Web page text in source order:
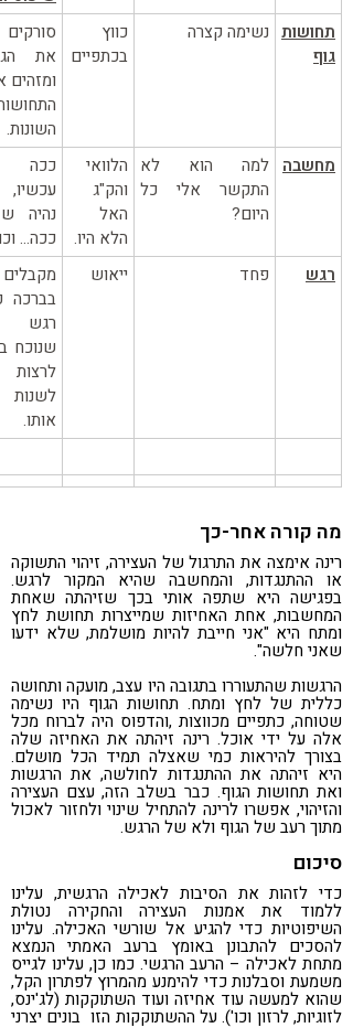
תחושות
גוף
נשימה קצרה
כווץ
בכתפיים
סורקים
את
ומזהים
השונות.
מחשבה למה הוא לא
התקשר אלי כל
היום?
הלוואי
והק"ג
האל
הלא היו.
ככה
עכשיו,
נהיה
ככה…
רגש
פחד ייאוש
מקבלים
בברכה
רגש
שנוכח
לרצות
לשנות
אותו.
מה קורה אחר-כך
רינה אימצה את התרגול של העצירה, זיהוי התשוקה
או ההתנגדות, והמחשבה שהיא המקור לרגש.
בפגישה היא שתפה אותי בכך שזיהתה שאחת
המחשבות, אחת האחיזות שמייצרות תחושת לחץ
ומתח היא "אני חייבת להיות מושלמת, שלא ידעו
שאני חלשה".
הרגשות שהתעוררו בתגובה היו עצב, מועקה ותחושה
כללית של לחץ ומתח. תחושות הגוף היו נשימה
שטוחה, כתפיים מכווצות ,והדפוס היה לברוח מכל
אלה על ידי אוכל. רינה זיהתה את האחיזה שלה
בצורך להיראות כמי שאצלה תמיד הכל מושלם.
היא זיהתה את ההתנגדות לחולשה, את הרגשות
ואת תחושות הגוף. כבר בשלב הזה, עצם העצירה
והזיהוי, אפשרו לרינה להתחיל שינוי ולחזור לאכול
מתוך רעב של הגוף ולא של הרגש.
סיכום
כדי לזהות את הסיבות לאכילה הרגשית, עלינו
ללמוד את אמנות העצירה והחקירה נטולת
השיפוטיות כדי להגיע אל שורשי האכילה. עלינו
להסכים להתבונן באומץ ברעב האמתי הנמצא
מתחת לאכילה – הרעב הרגשי. כמו כן, עלינו לגייס
משמעת וסבלנות כדי להימנע מהמרוץ לפתרון הקל,
שהוא למעשה עוד אחיזה ועוד השתוקקות (לג'ינס,
לזוגיות, לרזון וכו'). על ההשתוקקות הזו בונים יצרני